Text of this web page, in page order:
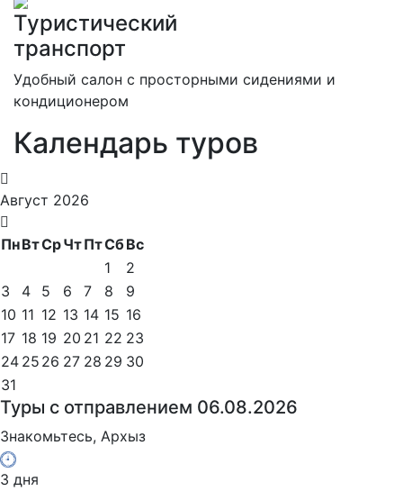
Туристический
транспорт
Удобный салон с просторными сидениями и
кондиционером
Календарь туров
Август 2026
ПнВтСрЧтПтСбВс
1
2
3
4 5 6 7 8
9
10 11 12 13 14 15 16
17 18 19 20 21 22 23
24 25 26 27 28 29 30
31
Туры с отправлением 06.08.2026
Знакомьтесь, Архыз
3 дня